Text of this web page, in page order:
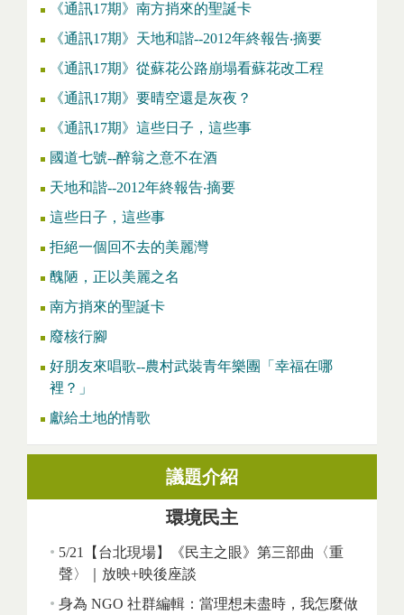
《通訊17期》南方捎來的聖誕卡
《通訊17期》天地和諧--2012年終報告‧摘要
《通訊17期》從蘇花公路崩塌看蘇花改工程
《通訊17期》要晴空還是灰夜？
《通訊17期》這些日子，這些事
國道七號--醉翁之意不在酒
天地和諧--2012年終報告‧摘要
這些日子，這些事
拒絕一個回不去的美麗灣
醜陋，正以美麗之名
南方捎來的聖誕卡
廢核行腳
好朋友來唱歌--農村武裝青年樂團「幸福在哪
裡？」
獻給土地的情歌
議題介紹
環境民主
5/21【台北現場】《民主之眼》第三部曲〈重
聲〉｜放映+映後座談
身為 NGO 社群編輯：當理想未盡時，我怎麼做